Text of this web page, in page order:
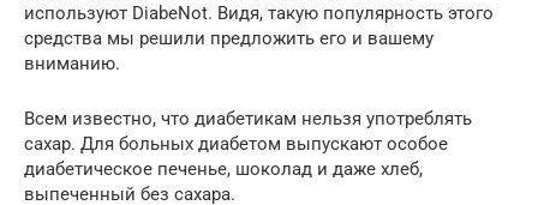
используют DiabeNot. Видя, такую популярность этого
средства мы решили предложить его и вашему
вниманию.
Всем известно, что диабетикам нельзя употреблять
сахар. Для больных диабетом выпускают особое
диабетическое печенье, шоколад и даже хлеб,
выпеченный без сахара.